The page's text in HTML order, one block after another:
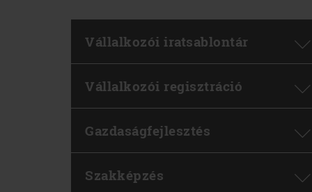
Vállalkozói iratsablontár
Vállalkozói regisztráció
Gazdaságfejlesztés
Szakképzés